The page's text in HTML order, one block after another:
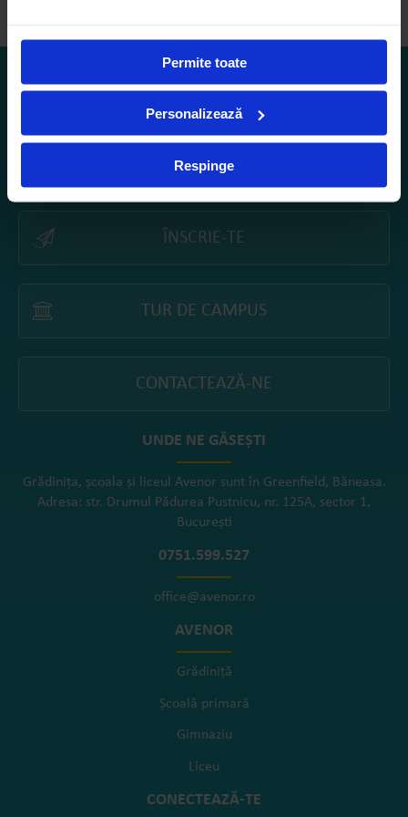
Permite toate
Personalizează
Respinge
VIZITEAZĂ-NE
ÎNSCRIE-TE
TUR DE CAMPUS
CONTACTEAZĂ-NE
UNDE NE GĂSEȘTI
Grădinița, școala și liceul Avenor sunt în Greenfield, Băneasa.
Adresa: str. Drumul Pădurea Pustnicu, nr. 125A, sector 1,
București
0751.599.527
office@avenor.ro
AVENOR
Grădiniță
Școală primară
Gimnaziu
Liceu
CONECTEAZĂ-TE